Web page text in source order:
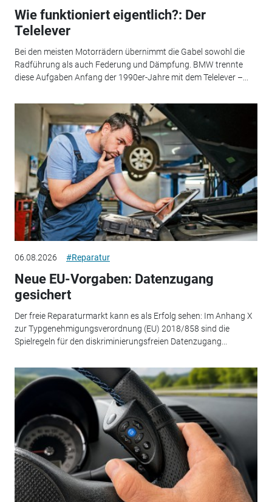
Wie funktioniert eigentlich?: Der
Telelever
Bei den meisten Motorrädern übernimmt die Gabel sowohl die
Radführung als auch Federung und Dämpfung. BMW trennte
diese Aufgaben Anfang der 1990er-Jahre mit dem Telelever –...
06.08.2026 #Reparatur
Neue EU-Vorgaben: Datenzugang
gesichert
Der freie Reparaturmarkt kann es als Erfolg sehen: Im Anhang X
zur Typgenehmigungsverordnung (EU) 2018/858 sind die
Spielregeln für den diskriminierungsfreien Datenzugang...